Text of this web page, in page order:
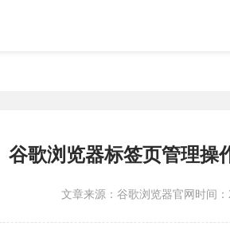
谷歌浏览器标签页管理操
文章来源： 谷歌浏览器官网 时间：